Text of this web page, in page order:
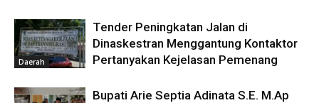
Daerah
Tender Peningkatan Jalan di
Dinaskestran Menggantung Kontaktor
Pertanyakan Kejelasan Pemenang
Bupati Arie Septia Adinata S.E. M.Ap